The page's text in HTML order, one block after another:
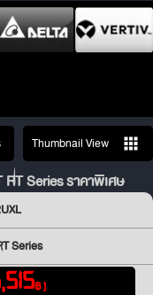
Thumbnail View
Series ราคาพิเศษ
Series
฿ ]